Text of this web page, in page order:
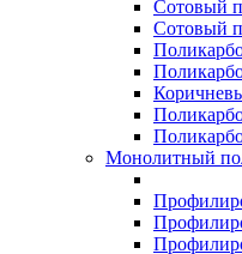
Сотовый
Сотовый
Монолитный